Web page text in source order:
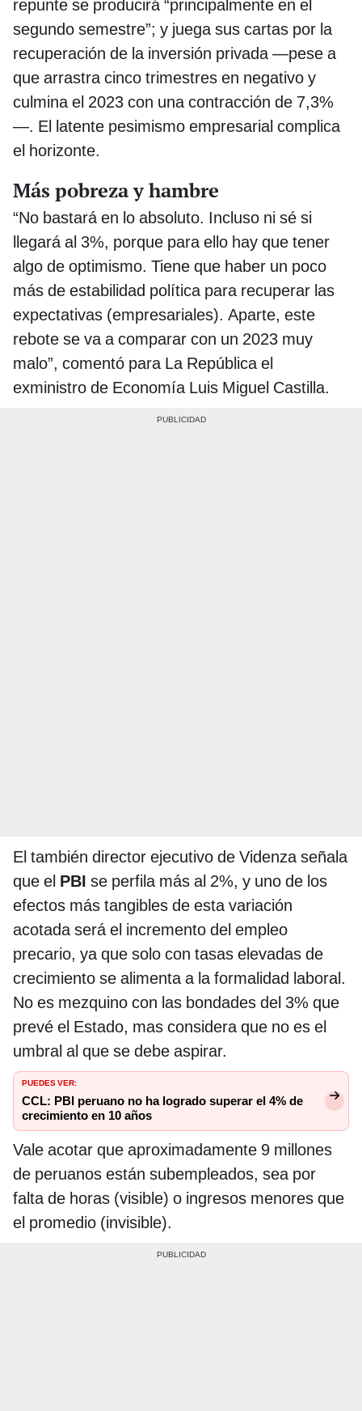
repunte se producirá “principalmente en el
segundo semestre”; y juega sus cartas por la
recuperación de la inversión privada —pese a
que arrastra cinco trimestres en negativo y
culmina el 2023 con una contracción de 7,3%
—. El latente pesimismo empresarial complica
el horizonte.
Más pobreza y hambre
“No bastará en lo absoluto. Incluso ni sé si
llegará al 3%, porque para ello hay que tener
algo de optimismo. Tiene que haber un poco
más de estabilidad política para recuperar las
expectativas (empresariales). Aparte, este
rebote se va a comparar con un 2023 muy
malo”, comentó para La República el
exministro de Economía Luis Miguel Castilla.
El también director ejecutivo de Videnza señala
que el PBI se perfila más al 2%, y uno de los
efectos más tangibles de esta variación
acotada será el incremento del empleo
precario, ya que solo con tasas elevadas de
crecimiento se alimenta a la formalidad laboral.
No es mezquino con las bondades del 3% que
prevé el Estado, mas considera que no es el
umbral al que se debe aspirar.
PUEDES VER:
CCL: PBI peruano no ha logrado superar el 4% de
crecimiento en 10 años
Vale acotar que aproximadamente 9 millones
de peruanos están subempleados, sea por
falta de horas (visible) o ingresos menores que
el promedio (invisible).